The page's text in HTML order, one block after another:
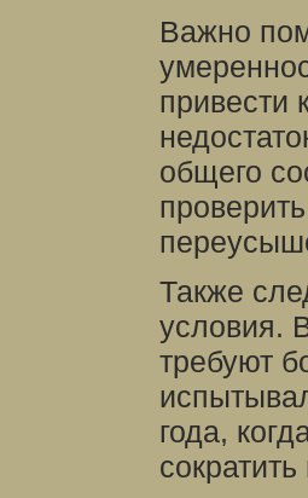
Важно
привести
общего
Также
условия.
требуют
года,